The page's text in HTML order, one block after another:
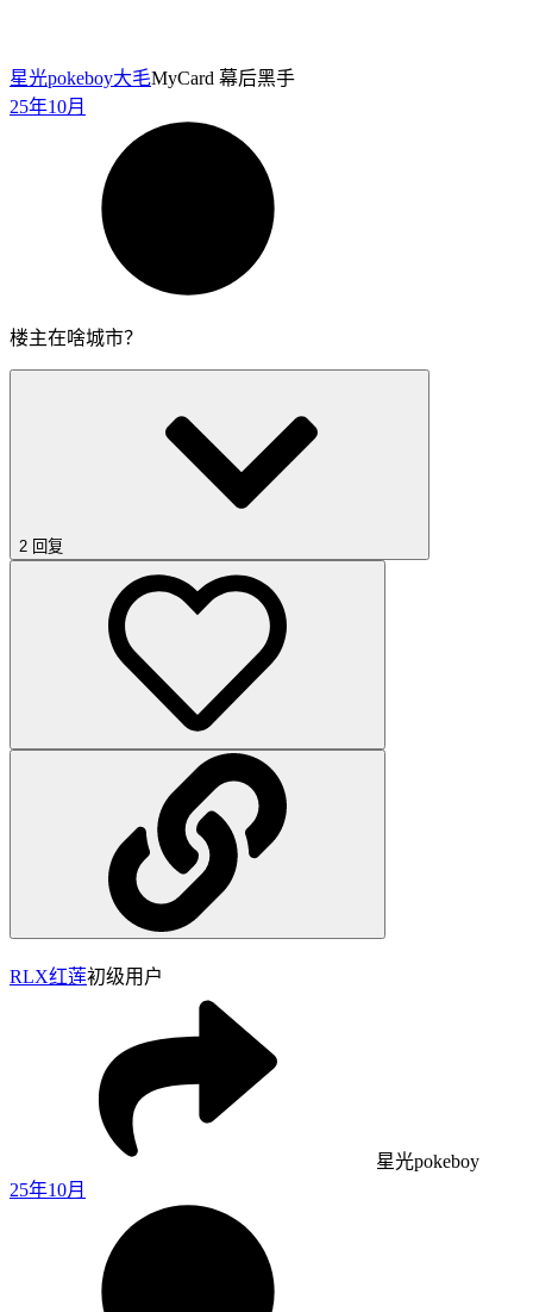
星光pokeboy大毛MyCard 幕后黑手
25年10月
楼主在啥城市？
2 回复
RLX红莲初级用户
星光pokeboy
25年10月